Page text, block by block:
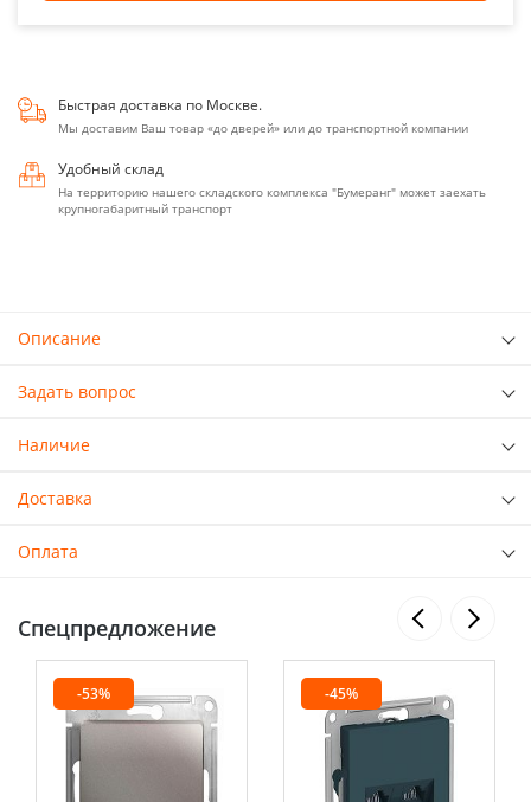
Быстрая доставка по Москве.
Мы доставим Ваш товар «до дверей» или до транспортной компании
Удобный склад
На территорию нашего складского комплекса "Бумеранг" может заехать
крупногабаритный транспорт
Описание
Задать вопрос
Наличие
Доставка
Оплата
Спецпредложение
-53% -45%